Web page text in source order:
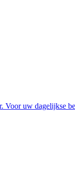
uw dagelijkse